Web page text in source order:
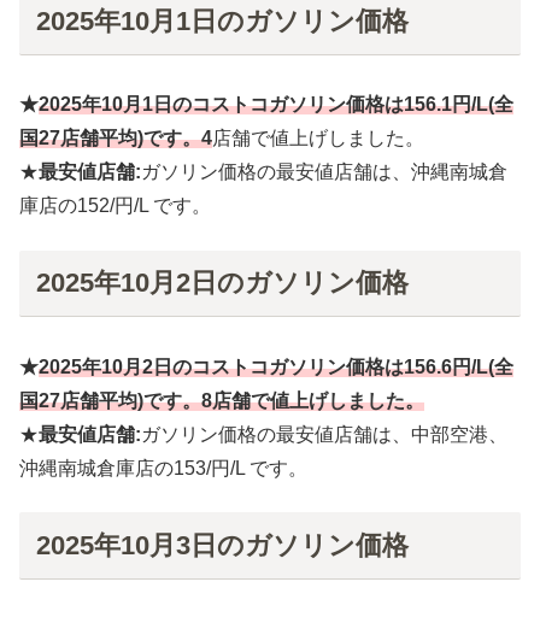
2025年10月1日のガソリン価格
★2025年10月1日のコストコガソリン価格は156.1円/L(全
国27店舗平均)です。4店舗で値上げしました。
★最安値店舗:ガソリン価格の最安値店舗は、沖縄南城倉
庫店の152/円/L です。
2025年10月2日のガソリン価格
★2025年10月2日のコストコガソリン価格は156.6円/L(全
国27店舗平均)です。8店舗で値上げしました。
★最安値店舗:ガソリン価格の最安値店舗は、中部空港、
沖縄南城倉庫店の153/円/L です。
2025年10月3日のガソリン価格